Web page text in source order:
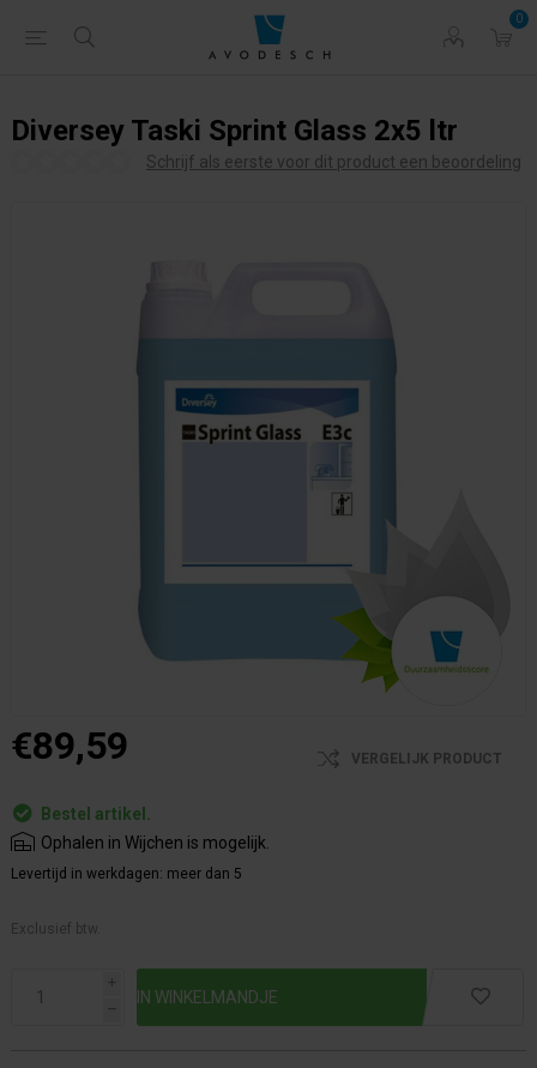
0
Diversey Taski Sprint Glass 2x5 ltr
Schrijf als eerste voor dit product een beoordeling
€89,59 VERGELIJK PRODUCT
Bestel artikel.
Ophalen in Wijchen is mogelijk.
Levertijd in werkdagen: meer dan 5
Exclusief btw.
i
h